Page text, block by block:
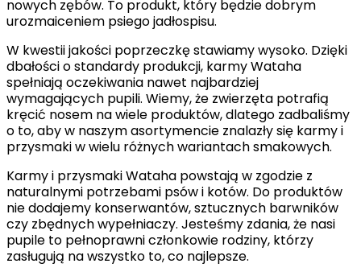
nowych zębów. To produkt, który będzie dobrym
urozmaiceniem psiego jadłospisu.
W kwestii jakości poprzeczkę stawiamy wysoko. Dzięki
dbałości o standardy produkcji, karmy Wataha
spełniają oczekiwania nawet najbardziej
wymagających pupili. Wiemy, że zwierzęta potrafią
kręcić nosem na wiele produktów, dlatego zadbaliśmy
o to, aby w naszym asortymencie znalazły się karmy i
przysmaki w wielu różnych wariantach smakowych.
Karmy i przysmaki Wataha powstają w zgodzie z
naturalnymi potrzebami psów i kotów. Do produktów
nie dodajemy konserwantów, sztucznych barwników
czy zbędnych wypełniaczy. Jesteśmy zdania, że nasi
pupile to pełnoprawni członkowie rodziny, którzy
zasługują na wszystko to, co najlepsze.